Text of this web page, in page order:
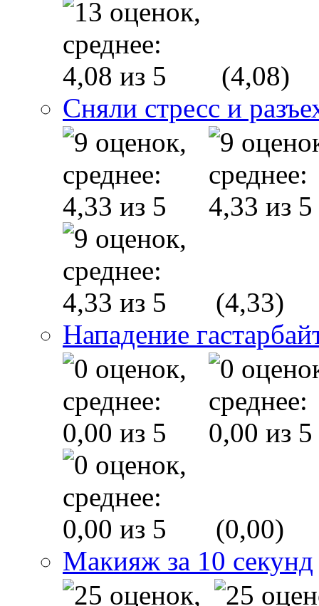
(4,08)
Сняли стресс и
(4,33)
Нападение
(0,00)
Макияж за 10 секунд